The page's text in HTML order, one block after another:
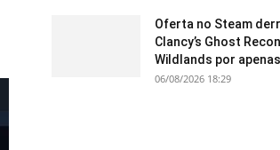
Oferta no Steam
Clancy’s Ghost Recon
Wildlands por
06/08/2026 18:29